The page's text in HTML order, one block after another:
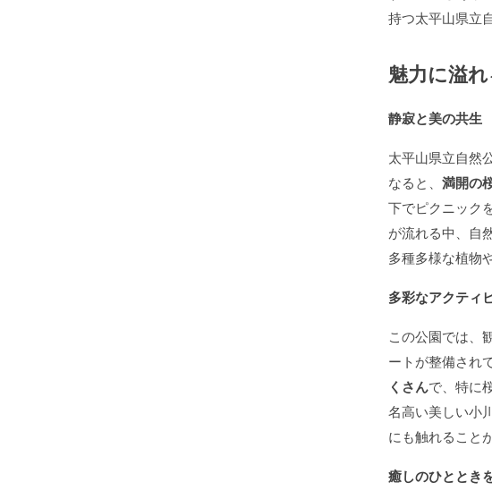
持つ太平山県立
魅力に溢
静寂と美の共生
太平山県立自然
なると、 満開の
下でピクニック
が流れる中、自
多種多様な植物
多彩なアクティ
この公園では、
ートが整備され
くさんで、特に
名高い美しい小
にも触れること
癒しのひととき